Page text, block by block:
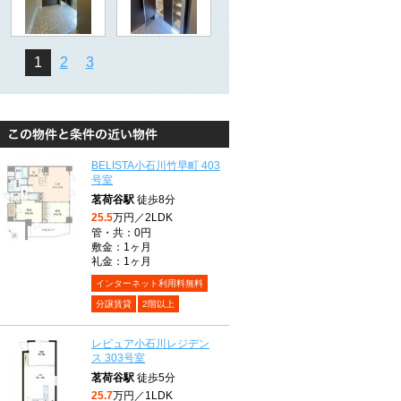
1 2 3
BELISTA小石川竹早町 403
号室
茗荷谷駅 徒歩8分
25.5万円／2LDK
管・共：0円
敷金：1ヶ月
礼金：1ヶ月
インターネット利用料無料
分譲賃貸 2階以上
レピュア小石川レジデン
ス 303号室
茗荷谷駅 徒歩5分
25.7万円／1LDK